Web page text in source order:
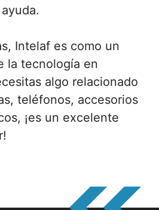
Intelaf es como un
la tecnología en
algo relacionado
teléfonos, accesorios
¡es un excelente